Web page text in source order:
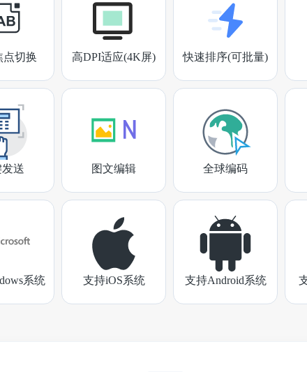
点切换 高DPI适应(4K屏) 快速排序(可批量)
送 图文编辑 全球编码
系统 支持iOS系统 支持Android系统